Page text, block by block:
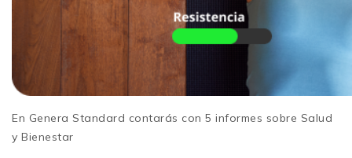
En Genera Standard contarás con 5 informes sobre Salud
y Bienestar